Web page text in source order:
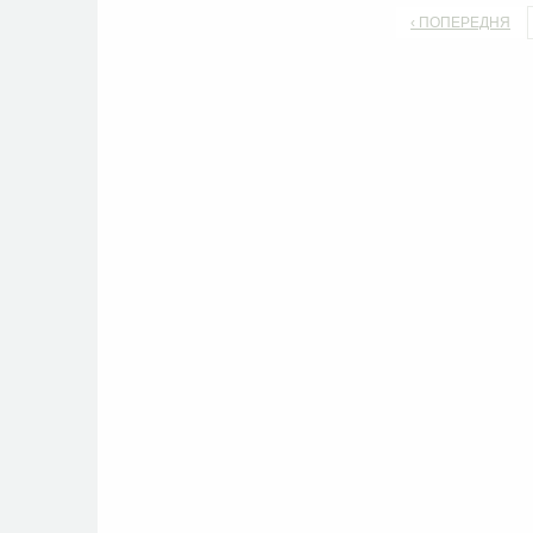
‹ ПОПЕРЕДНЯ